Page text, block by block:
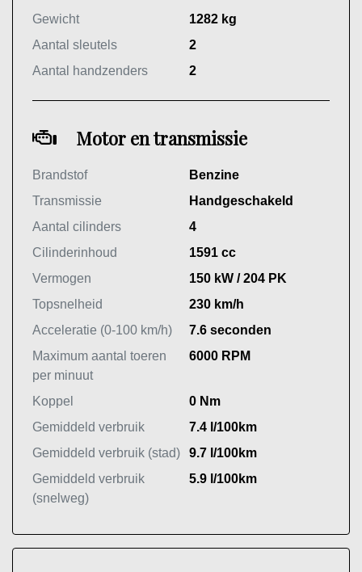
Gewicht
1282 kg
Aantal sleutels
2
Aantal handzenders
2
Motor en transmissie
Brandstof
Benzine
Transmissie
Handgeschakeld
Aantal cilinders
4
Cilinderinhoud
1591 cc
Vermogen
150 kW / 204 PK
Topsnelheid
230 km/h
Acceleratie (0-100 km/h)
7.6 seconden
Maximum aantal toeren
per minuut
6000 RPM
Koppel
0 Nm
Gemiddeld verbruik
7.4 l/100km
Gemiddeld verbruik (stad)
9.7 l/100km
Gemiddeld verbruik
(snelweg)
5.9 l/100km